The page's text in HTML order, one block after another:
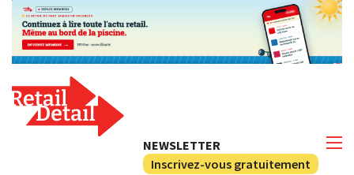
NEWSLETTER
Inscrivez-vous gratuitement